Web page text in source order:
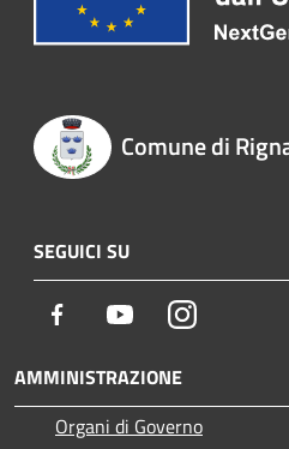
Comune di
SEGUICI SU
Facebook YoutubeInstagram
AMMINISTRAZIONE
Organi di Governo